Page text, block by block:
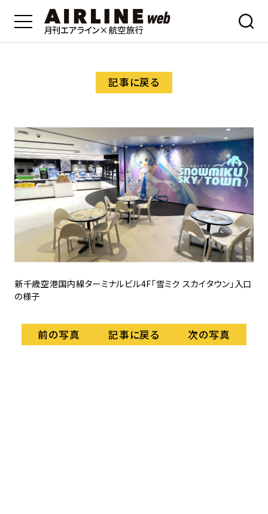
記事に戻る
新千歳空港国内線ターミナルビル4F「雪ミク スカイタウン」入口
の様子
前の写真 記事に戻る 次の写真